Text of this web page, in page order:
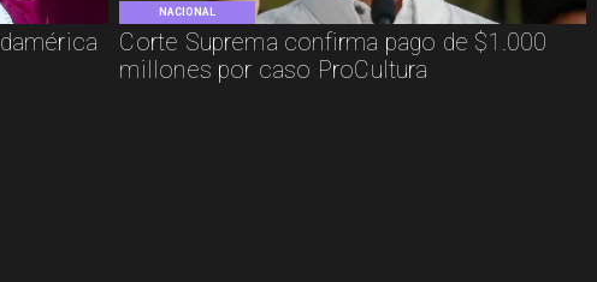
NACIONAL
Corte Suprema confirma pago de $1.000
millones por caso ProCultura